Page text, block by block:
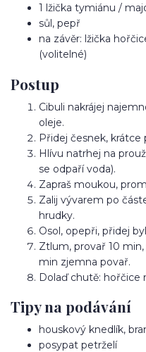
1 lžička tymiánu /
sůl, pepř
na závěr: lžička
(volitelné)
Postup
Cibuli nakrájej
oleje.
Přidej česnek, krátce
Hlívu natrhej na
se odpaří voda).
Zapraš moukou,
Zalij vývarem po
hrudky.
Osol, opepři, přidej
Ztlum, provař 10
min zjemna povař.
Dolaď chutě: hořčice
Tipy na podávání
houskový knedlík,
posypat petrželí